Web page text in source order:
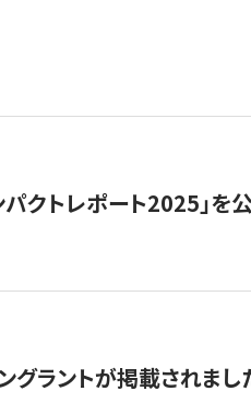
パクトレポート2025」
グラントが掲載されまし